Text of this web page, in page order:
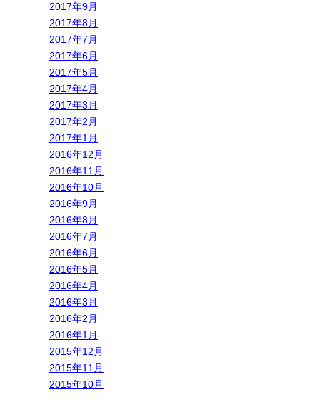
2017年9月
2017年8月
2017年7月
2017年6月
2017年5月
2017年4月
2017年3月
2017年2月
2017年1月
2016年12月
2016年11月
2016年10月
2016年9月
2016年8月
2016年7月
2016年6月
2016年5月
2016年4月
2016年3月
2016年2月
2016年1月
2015年12月
2015年11月
2015年10月